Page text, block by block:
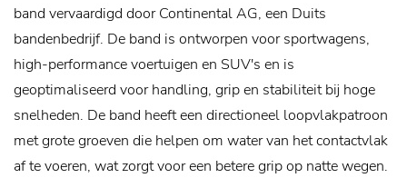
band vervaardigd door Continental AG, een Duits
bandenbedrijf. De band is ontworpen voor sportwagens,
high-performance voertuigen en SUV's en is
geoptimaliseerd voor handling, grip en stabiliteit bij hoge
snelheden. De band heeft een directioneel loopvlakpatroon
met grote groeven die helpen om water van het contactvlak
af te voeren, wat zorgt voor een betere grip op natte wegen.